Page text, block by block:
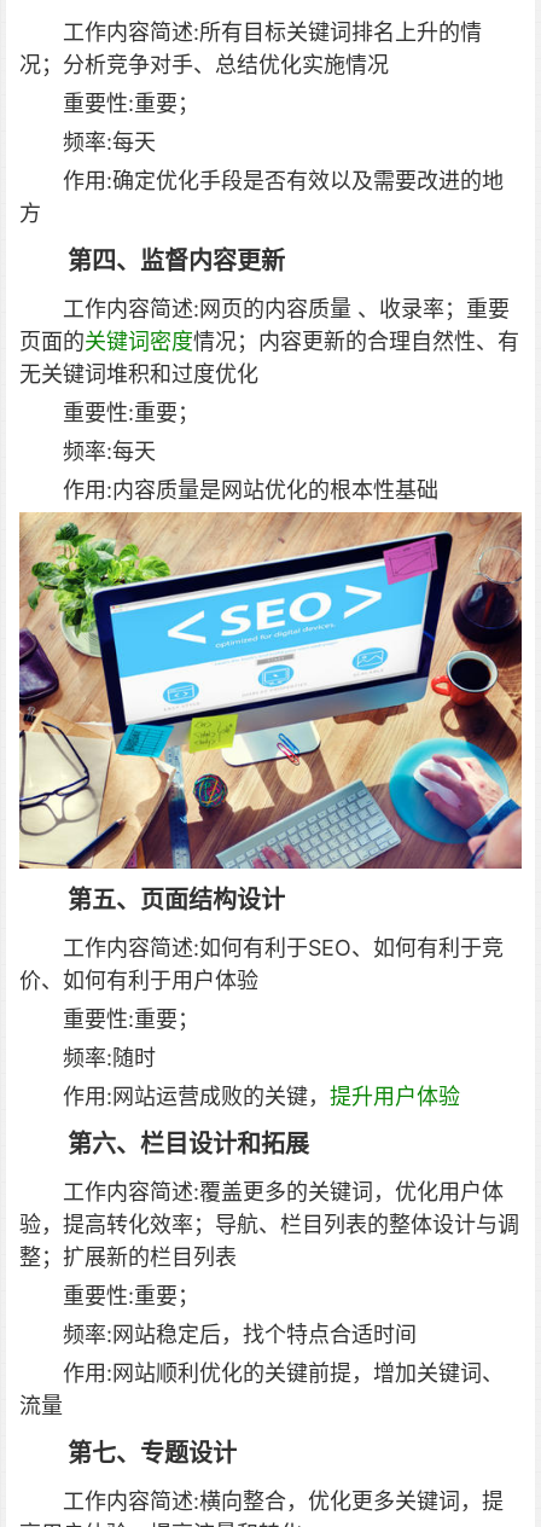
工作内容简述:所有目标关键词排名上升的情
况；分析竞争对手、总结优化实施情况
重要性:重要；
频率:每天
作用:确定优化手段是否有效以及需要改进的地
方
第四、监督内容更新
工作内容简述:网页的内容质量 、收录率；重要
页面的关键词密度情况；内容更新的合理自然性、有
无关键词堆积和过度优化
重要性:重要；
频率:每天
作用:内容质量是网站优化的根本性基础
第五、页面结构设计
工作内容简述:如何有利于SEO、如何有利于竞
价、如何有利于用户体验
重要性:重要；
频率:随时
作用:网站运营成败的关键， 提升用户体验
第六、栏目设计和拓展
工作内容简述:覆盖更多的关键词，优化用户体
验，提高转化效率；导航、栏目列表的整体设计与调
整；扩展新的栏目列表
重要性:重要；
频率:网站稳定后，找个特点合适时间
作用:网站顺利优化的关键前提，增加关键词、
流量
第七、专题设计
工作内容简述:横向整合，优化更多关键词，提